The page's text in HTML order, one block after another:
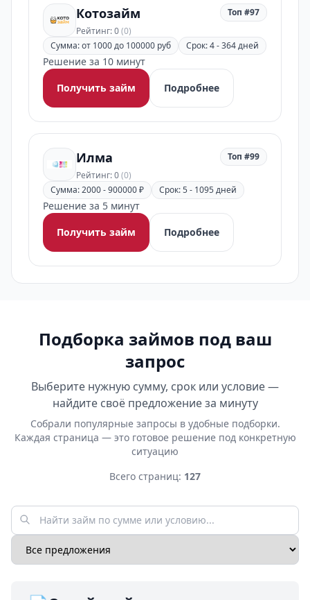
Котозайм
Рейтинг: 0(0)
Топ #97
Сумма: от 1000 до 100000 руб Срок: 4 - 364 дней
Решение за 10 минут
Получить займ
Подробнее
Илма
Рейтинг: 0(0)
Топ #99
Сумма: 2000 - 900000 ₽ Срок: 5 - 1095 дней
Решение за 5 минут
Получить займ
Подробнее
Подборка займов под ваш
запрос
Выберите нужную сумму, срок или условие —
найдите своё предложение за минуту
Собрали популярные запросы в удобные подборки.
Каждая страница — это готовое решение под конкретную
ситуацию
Всего страниц: 127